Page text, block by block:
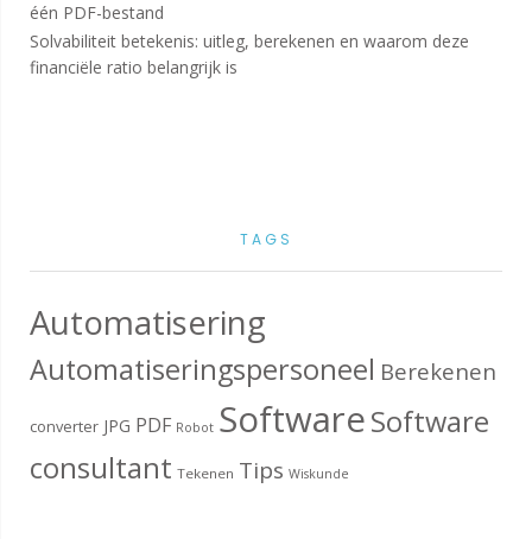
één PDF-bestand
Solvabiliteit betekenis: uitleg, berekenen en waarom deze
financiële ratio belangrijk is
TAGS
Automatisering
Automatiseringspersoneel Berekenen
converter JPG PDF Robot SoftwareSoftware
consultant Tekenen Tips Wiskunde